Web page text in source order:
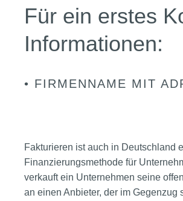
Für ein erstes
Informationen:
• FIRMENNAME MIT
Fakturieren ist auch in Deutschland
Finanzierungsmethode für
verkauft ein Unternehmen seine
an einen Anbieter, der im Gegenzug